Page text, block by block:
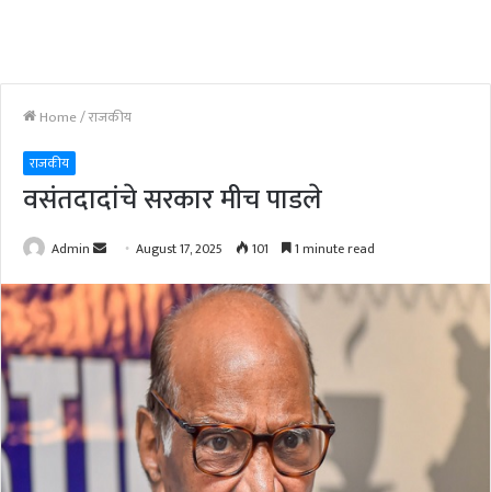
Home/राजकीय
राजकीय
वसंतदादांचे सरकार मीच पाडले
Admin
Send
email
August 17, 2025 101 1 minute read